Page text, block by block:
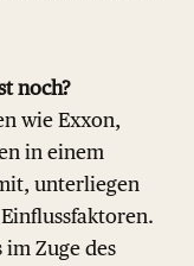
noch?
wie Exxon,
in einem
unterliegen
im Zuge des